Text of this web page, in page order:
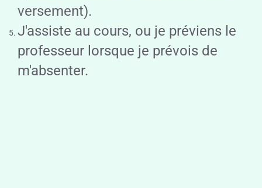
versement).
J'assiste au cours, ou je préviens le
professeur lorsque je prévois de
m'absenter.